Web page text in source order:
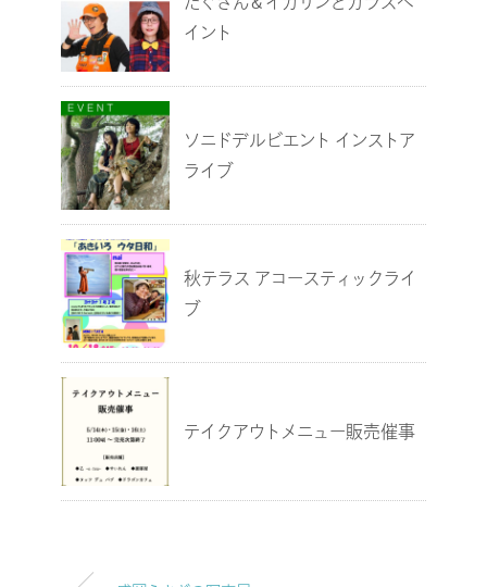
イント
ソニドデルビエント インストア
ライブ
秋テラス アコースティックライ
ブ
テイクアウトメニュー販売催事